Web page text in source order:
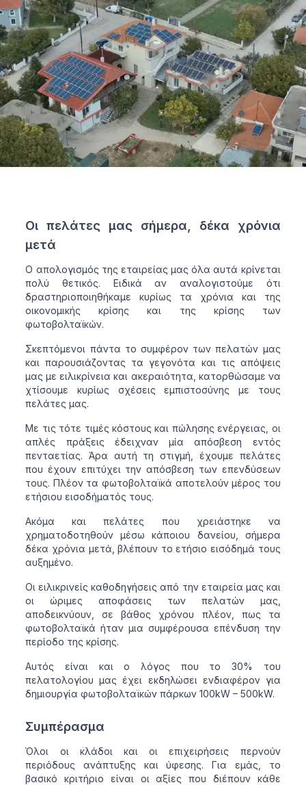
Οι πελάτες μας σήμερα, δέκα χρόνια
μετά
Ο απολογισμός της εταιρείας μας όλα αυτά κρίνεται
πολύ θετικός. Ειδικά αν αναλογιστούμε ότι
δραστηριοποιηθήκαμε κυρίως τα χρόνια και της
οικονομικής κρίσης και της κρίσης των
φωτοβολταϊκών.
Σκεπτόμενοι πάντα το συμφέρον των πελατών μας
και παρουσιάζοντας τα γεγονότα και τις απόψεις
μας με ειλικρίνεια και ακεραιότητα, κατορθώσαμε να
χτίσουμε κυρίως σχέσεις εμπιστοσύνης με τους
πελάτες μας.
Με τις τότε τιμές κόστους και πώλησης ενέργειας, οι
απλές πράξεις έδειχναν μία απόσβεση εντός
πενταετίας. Άρα αυτή τη στιγμή, έχουμε πελάτες
που έχουν επιτύχει την απόσβεση των επενδύσεων
τους. Πλέον τα φωτοβολταϊκά αποτελούν μέρος του
ετήσιου εισοδήματός τους.
Ακόμα και πελάτες που χρειάστηκε να
χρηματοδοτηθούν μέσω κάποιου δανείου, σήμερα
δέκα χρόνια μετά, βλέπουν το ετήσιο εισόδημά τους
αυξημένο.
Οι ειλικρινείς καθοδηγήσεις από την εταιρεία μας και
οι ώριμες αποφάσεις των πελατών μας,
αποδεικνύουν, σε βάθος χρόνου πλέον, πως τα
φωτοβολταϊκά ήταν μια συμφέρουσα επένδυση την
περίοδο της κρίσης.
Αυτός είναι και ο λόγος που το 30% του
πελατολογίου μας έχει εκδηλώσει ενδιαφέρον για
δημιουργία φωτοβολταϊκών πάρκων 100kW – 500kW.
Συμπέρασμα
Όλοι οι κλάδοι και οι επιχειρήσεις περνούν
περιόδους ανάπτυξης και ύφεσης. Για εμάς, το
βασικό κριτήριο είναι οι αξίες που διέπουν κάθε